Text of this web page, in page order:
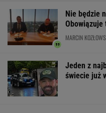
Nie będzie
Obowiązuje
MARCIN
Jeden z
świecie już